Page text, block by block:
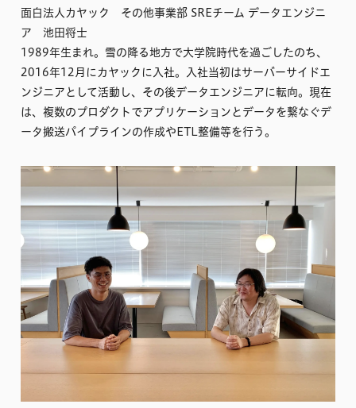
面白法人カヤック その他事業部 SREチーム データエンジニ
ア 池田将士
1989年生まれ。雪の降る地方で大学院時代を過ごしたのち、
2016年12月にカヤックに入社。入社当初はサーバーサイドエ
ンジニアとして活動し、その後データエンジニアに転向。現在
は、複数のプロダクトでアプリケーションとデータを繋なぐデ
ータ搬送パイプラインの作成やETL整備等を行う。